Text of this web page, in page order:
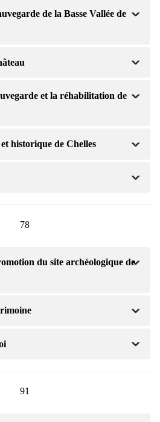
de la Basse Vallée de
et la réhabilitation de
historique de Chelles
78
du site archéologique de
91